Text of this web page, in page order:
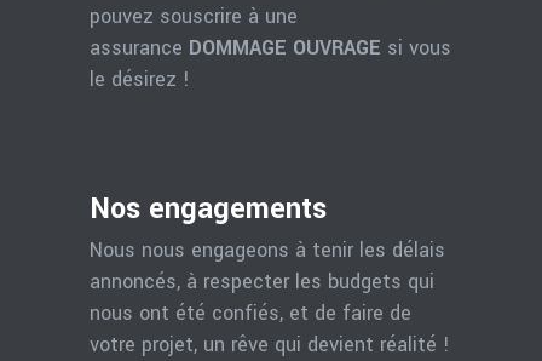
pouvez souscrire à une
assurance DOMMAGE OUVRAGE si vous
le désirez !
Nos engagements
Nous nous engageons à tenir les délais
annoncés, à respecter les budgets qui
nous ont été confiés, et de faire de
votre projet, un rêve qui devient réalité !